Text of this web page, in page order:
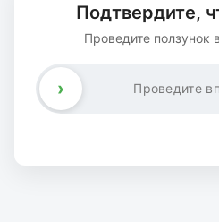
Подтвердите,
Проведите ползунок
Проведите
›